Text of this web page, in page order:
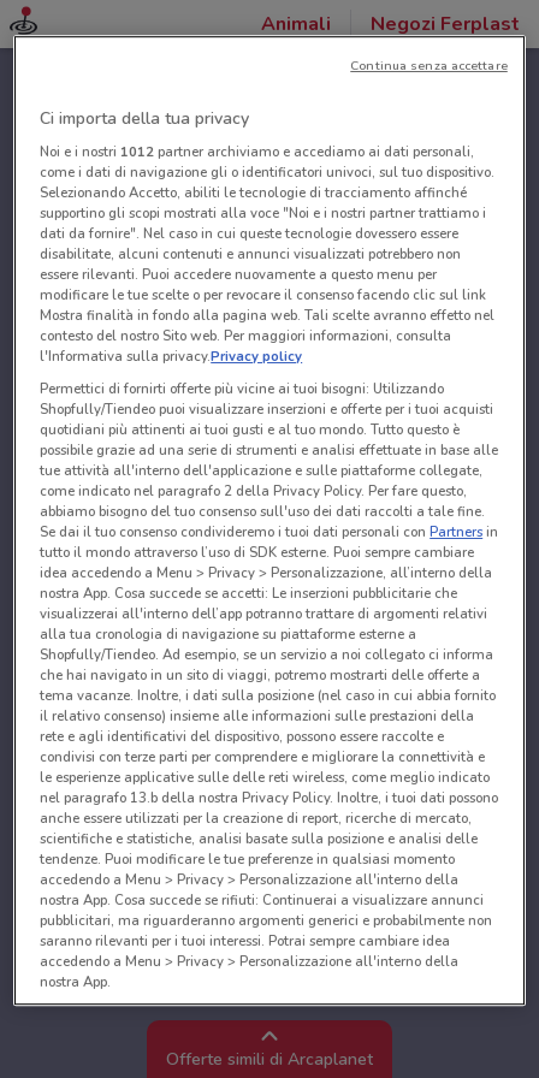
Animali Negozi Ferplast
Offerte simili di Arcaplanet
Ci importa della tua privacy
Noi e i nostri 1012partner archiviamo e accediamo ai dati personali,
come i dati di navigazione gli o identificatori univoci, sul tuo dispositivo.
Selezionando Accetto, abiliti le tecnologie di tracciamento affinché
supportino gli scopi mostrati alla voce "Noi e i nostri partner trattiamo i
dati da fornire". Nel caso in cui queste tecnologie dovessero essere
disabilitate, alcuni contenuti e annunci visualizzati potrebbero non
essere rilevanti. Puoi accedere nuovamente a questo menu per
modificare le tue scelte o per revocare il consenso facendo clic sul link
Mostra finalità in fondo alla pagina web. Tali scelte avranno effetto nel
contesto del nostro Sito web. Per maggiori informazioni, consulta
l'Informativa sulla privacy.Privacy policy
Permettici di fornirti offerte più vicine ai tuoi bisogni: Utilizzando
Shopfully/Tiendeo puoi visualizzare inserzioni e offerte per i tuoi acquisti
quotidiani più attinenti ai tuoi gusti e al tuo mondo. Tutto questo è
possibile grazie ad una serie di strumenti e analisi effettuate in base alle
tue attività all'interno dell'applicazione e sulle piattaforme collegate,
come indicato nel paragrafo 2 della Privacy Policy. Per fare questo,
abbiamo bisogno del tuo consenso sull'uso dei dati raccolti a tale fine.
Se dai il tuo consenso condivideremo i tuoi dati personali conPartnersin
tutto il mondo attraverso l’uso di SDK esterne. Puoi sempre cambiare
idea accedendo a Menu > Privacy > Personalizzazione, all’interno della
nostra App. Cosa succede se accetti: Le inserzioni pubblicitarie che
visualizzerai all'interno dell’app potranno trattare di argomenti relativi
alla tua cronologia di navigazione su piattaforme esterne a
Shopfully/Tiendeo. Ad esempio, se un servizio a noi collegato ci informa
che hai navigato in un sito di viaggi, potremo mostrarti delle offerte a
tema vacanze. Inoltre, i dati sulla posizione (nel caso in cui abbia fornito
il relativo consenso) insieme alle informazioni sulle prestazioni della
rete e agli identificativi del dispositivo, possono essere raccolte e
condivisi con terze parti per comprendere e migliorare la connettività e
le esperienze applicative sulle delle reti wireless, come meglio indicato
nel paragrafo 13.b della nostra Privacy Policy. Inoltre, i tuoi dati possono
anche essere utilizzati per la creazione di report, ricerche di mercato,
scientifiche e statistiche, analisi basate sulla posizione e analisi delle
tendenze. Puoi modificare le tue preferenze in qualsiasi momento
accedendo a Menu > Privacy > Personalizzazione all'interno della
nostra App. Cosa succede se rifiuti: Continuerai a visualizzare annunci
pubblicitari, ma riguarderanno argomenti generici e probabilmente non
saranno rilevanti per i tuoi interessi. Potrai sempre cambiare idea
accedendo a Menu > Privacy > Personalizzazione all'interno della
nostra App.
Noi e i nostri partner trattiamo i dati per fornire:
Utilizzare dati di geolocalizzazione precisi. Scansione attiva delle
caratteristiche del dispositivo ai fini dell’identificazione. Archiviare
Continua senza accettare